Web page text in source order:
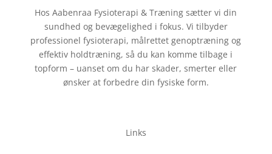
Hos Aabenraa Fysioterapi & Træning sætter vi din
sundhed og bevægelighed i fokus. Vi tilbyder
professionel fysioterapi, målrettet genoptræning og
effektiv holdtræning, så du kan komme tilbage i
topform – uanset om du har skader, smerter eller
ønsker at forbedre din fysiske form.
Links